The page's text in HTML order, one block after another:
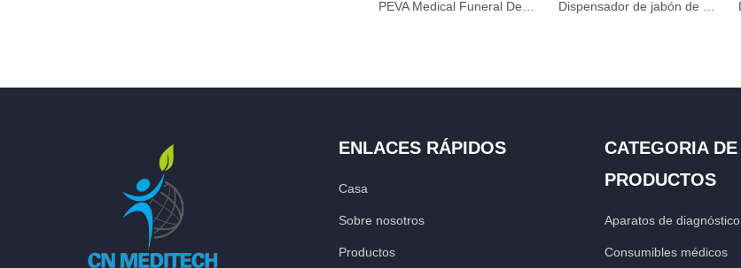
ENLACES RÁPIDOS
Casa
Sobre nosotros
Productos
CATEGORIA DE
PRODUCTOS
Aparatos de diagnóstico
Consumibles médicos